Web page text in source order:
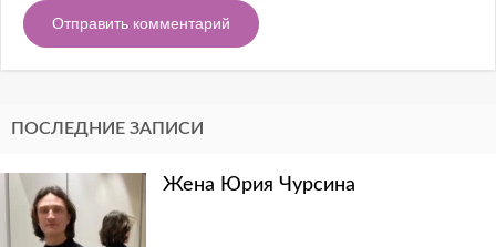
ПОСЛЕДНИЕ ЗАПИСИ
Жена Юрия Чурсина